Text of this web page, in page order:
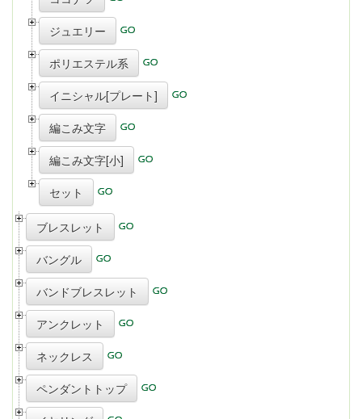
ジュエリー
ポリエステル系
イニシャル[プレート]
編こみ文字
編こみ文字[小]
セット
ブレスレット
バングル
バンドブレスレット
アンクレット
ネックレス
ペンダントトップ